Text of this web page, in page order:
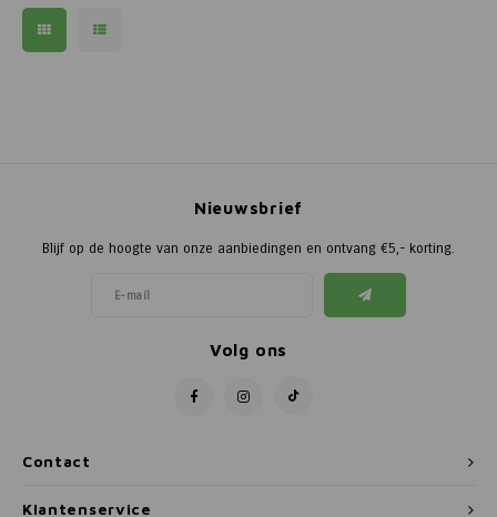
Contact
Nieuwsbrief
Blijf op de hoogte van onze aanbiedingen en ontvang €5,- korting.
Volg ons
Klantenservice